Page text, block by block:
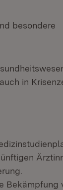
besondere
in
Bekämpfung